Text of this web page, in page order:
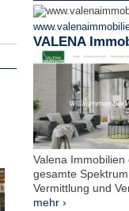
VALENA
Valena Immobilien
gesamte
Vermittlung und
mehr ›